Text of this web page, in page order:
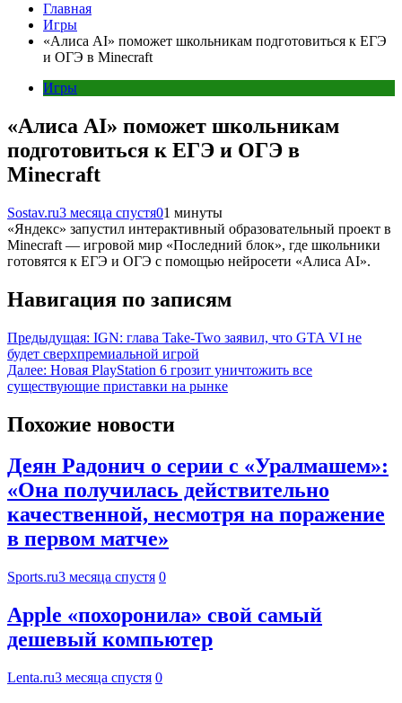
Главная
Игры
«Алиса AI» поможет школьникам подготовиться к ЕГЭ
и ОГЭ в Minecraft
Игры
«Алиса AI» поможет школьникам
подготовиться к ЕГЭ и ОГЭ в
Minecraft
Sostav.ru3 месяца спустя01 минуты
«Яндекс» запустил интерактивный образовательный проект в
Minecraft — игровой мир «Последний блок», где школьники
готовятся к ЕГЭ и ОГЭ с помощью нейросети «Алиса AI».
Навигация по записям
Предыдущая: IGN: глава Take-Two заявил, что GTA VI не
будет сверхпремиальной игрой
Далее: Новая PlayStation 6 грозит уничтожить все
существующие приставки на рынке
Похожие новости
Деян Радонич о серии с «Уралмашем»:
«Она получилась действительно
качественной, несмотря на поражение
в первом матче»
Sports.ru3 месяца спустя 0
Apple «похоронила» свой самый
дешевый компьютер
Lenta.ru3 месяца спустя 0